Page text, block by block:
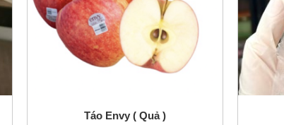
Táo Envy ( Quả )